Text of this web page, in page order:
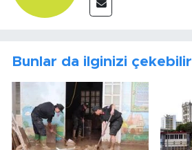
Bunlar da ilginizi çekebilir